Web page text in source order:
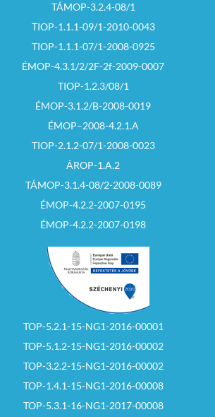
TÁMOP-3.2.4-08/1
TIOP-1.1.1-09/1-2010-0043
TIOP-1.1.1-07/1-2008-0925
ÉMOP-4.3.1/2/2F-2f-2009-0007
TIOP-1.2.3/08/1
ÉMOP-3.1.2/B-2008-0019
ÉMOP–2008-4.2.1.A
TIOP-2.1.2-07/1-2008-0023
ÁROP-1.A.2
TÁMOP-3.1.4-08/2-2008-0089
ÉMOP-4.2.2-2007-0195
ÉMOP-4.2.2-2007-0198
TOP-5.2.1-15-NG1-2016-00001
TOP-5.1.2-15-NG1-2016-00002
TOP-3.2.2-15-NG1-2016-00002
TOP-1.4.1-15-NG1-2016-00008
TOP-5.3.1-16-NG1-2017-00008